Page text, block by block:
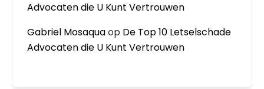
Advocaten die U Kunt Vertrouwen
Gabriel Mosaquaop De Top 10 Letselschade
Advocaten die U Kunt Vertrouwen